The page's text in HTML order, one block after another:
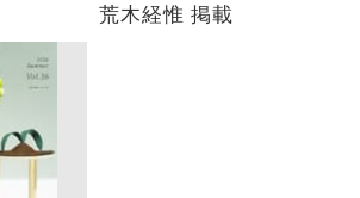
荒木経惟 掲載